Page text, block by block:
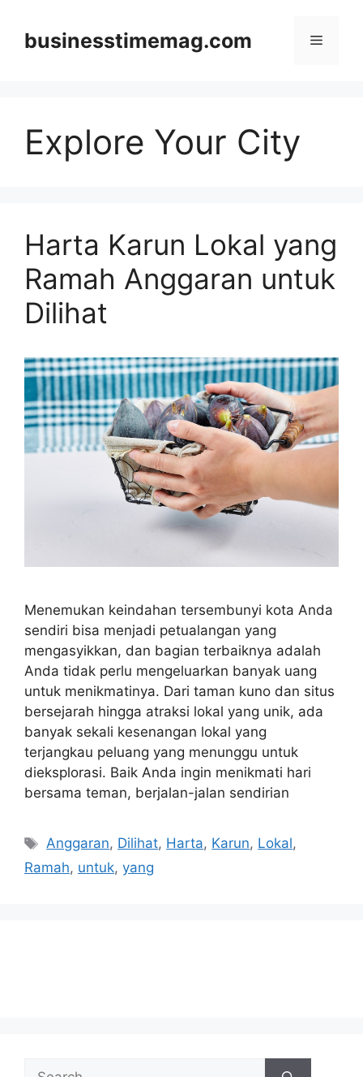
contentbusinesstimemag.com Menu
Explore Your City
Harta Karun Lokal yang
Ramah Anggaran untuk
Dilihat
Menemukan keindahan tersembunyi kota Anda
sendiri bisa menjadi petualangan yang
mengasyikkan, dan bagian terbaiknya adalah
Anda tidak perlu mengeluarkan banyak uang
untuk menikmatinya. Dari taman kuno dan situs
bersejarah hingga atraksi lokal yang unik, ada
banyak sekali kesenangan lokal yang
terjangkau peluang yang menunggu untuk
dieksplorasi. Baik Anda ingin menikmati hari
bersama teman, berjalan-jalan sendirian
Tags
Anggaran, Dilihat, Harta, Karun, Lokal,
Ramah, untuk, yang
Search